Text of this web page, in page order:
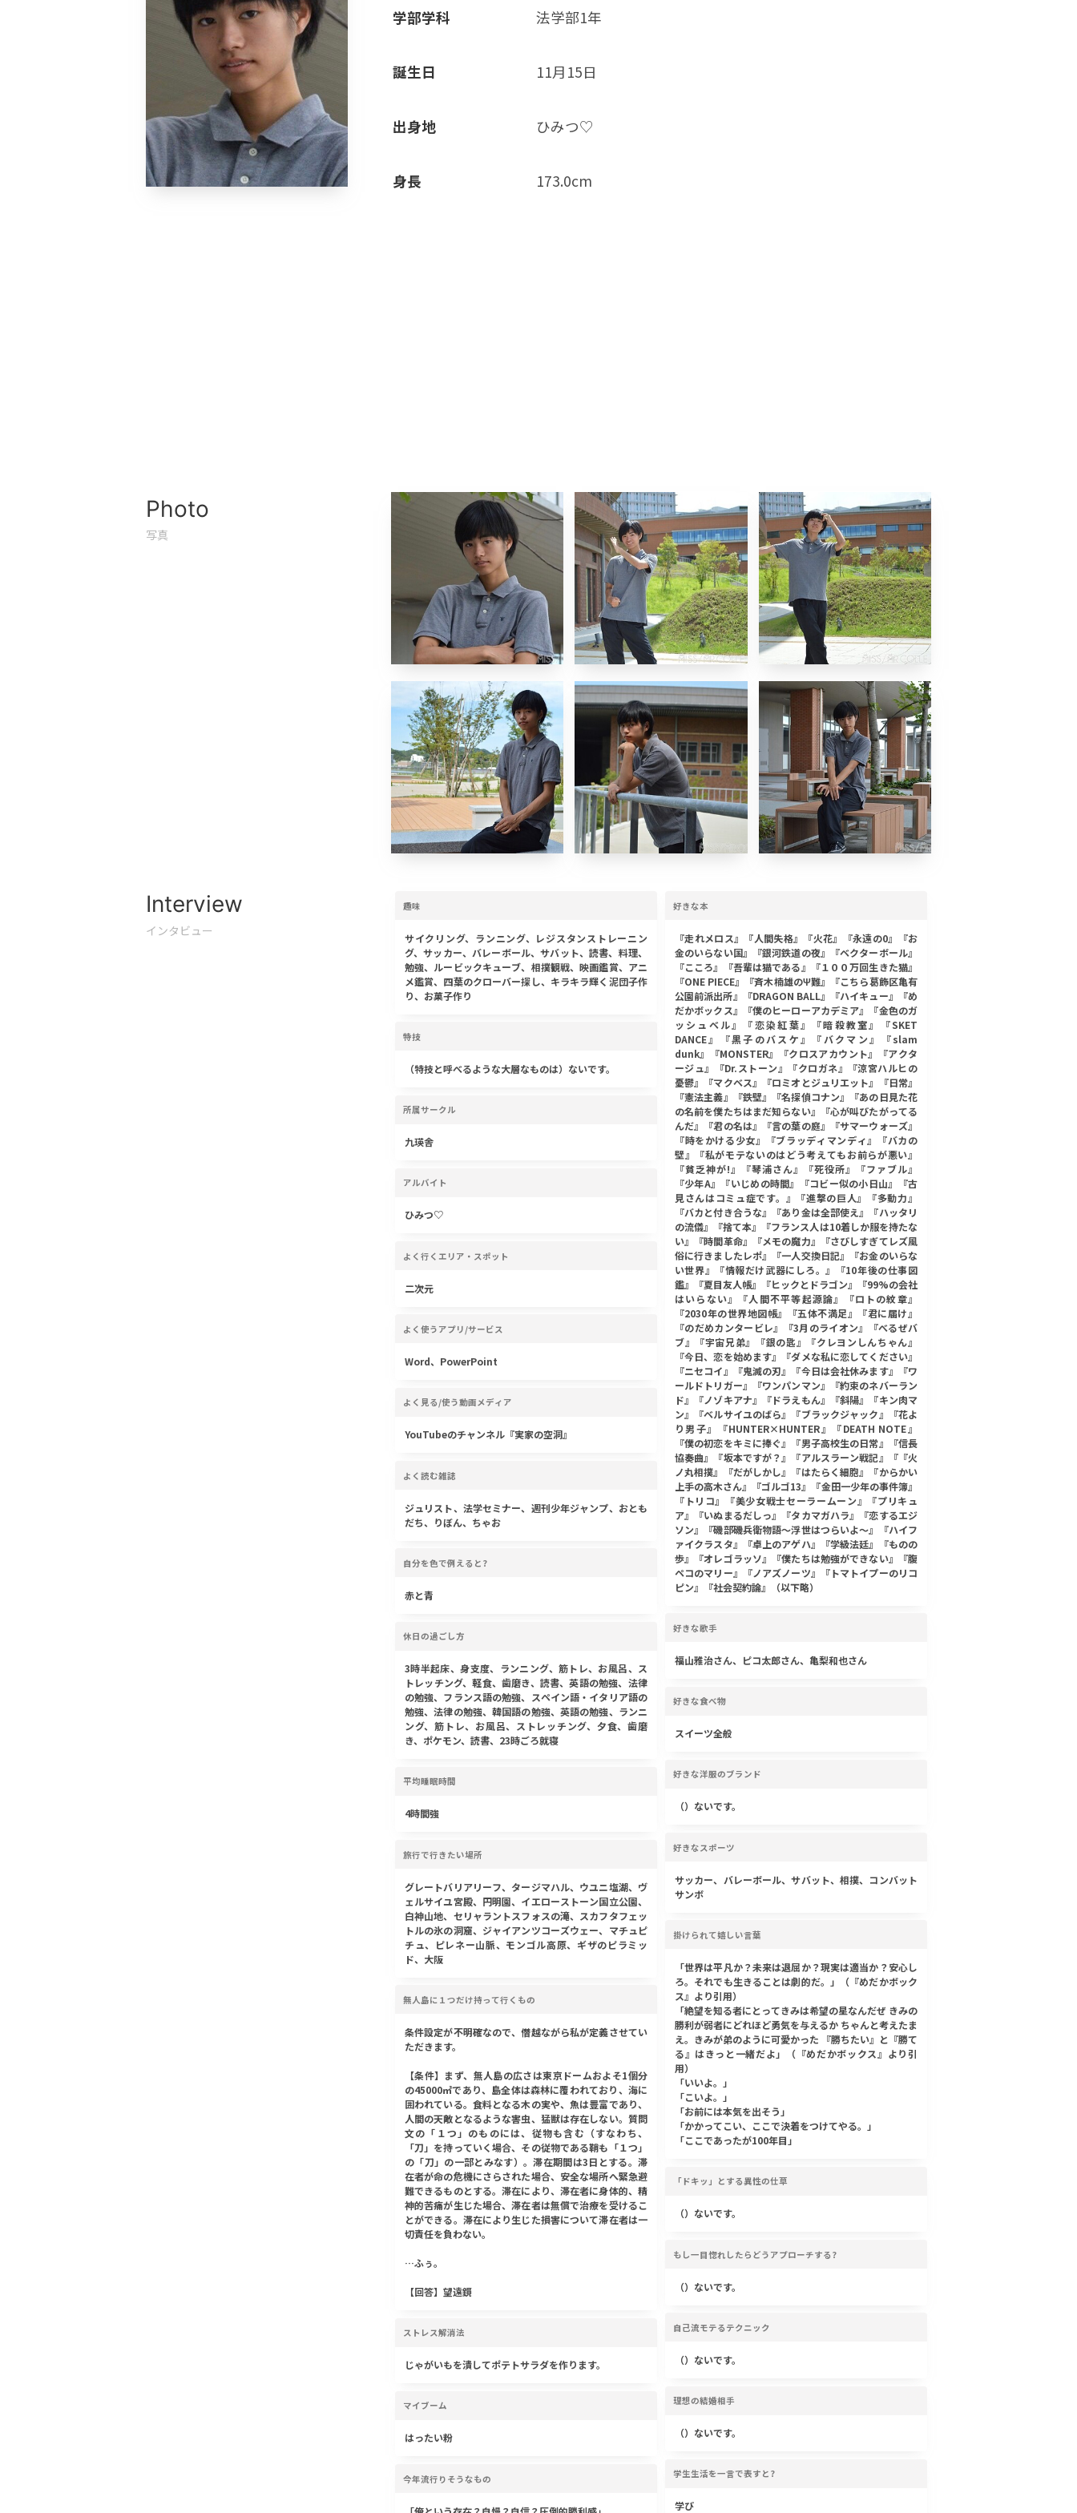
学部学科 法学部1年
誕生日 11月15日
出身地 ひみつ♡
身長 173.0cm
Photo
写真
Interview
インタビュー
趣味
サイクリング、ランニング、レジスタンストレーニン
グ、サッカー、バレーボール、サバット、読書、料理、
勉強、ルービックキューブ、相撲観戦、映画鑑賞、アニ
メ鑑賞、四葉のクローバー探し、キラキラ輝く泥団子作
り、お菓子作り
特技
（特技と呼べるような大層なものは）ないです。
所属サークル
九瑛舎
アルバイト
ひみつ♡
よく行くエリア・スポット
二次元
よく使うアプリ/サービス
Word、PowerPoint
よく見る/使う動画メディア
YouTubeのチャンネル『実家の空洞』
よく読む雑誌
ジュリスト、法学セミナー、週刊少年ジャンプ、おとも
だち、りぼん、ちゃお
自分を色で例えると?
赤と青
休日の過ごし方
3時半起床、身支度、ランニング、筋トレ、お風呂、ス
トレッチング、軽食、歯磨き、読書、英語の勉強、法律
の勉強、フランス語の勉強、スペイン語・イタリア語の
勉強、法律の勉強、韓国語の勉強、英語の勉強、ランニ
ング、筋トレ、お風呂、ストレッチング、夕食、歯磨
き、ポケモン、読書、23時ごろ就寝
平均睡眠時間
4時間強
旅行で行きたい場所
グレートバリアリーフ、タージマハル、ウユニ塩湖、ヴ
ェルサイユ宮殿、円明園、イエローストーン国立公園、
白神山地、セリャラントスフォスの滝、スカフタフェッ
トルの氷の洞窟、ジャイアンツコーズウェー、マチュピ
チュ、ピレネー山脈、モンゴル高原、ギザのピラミッ
ド、大阪
無人島に１つだけ持って行くもの
条件設定が不明確なので、僭越ながら私が定義させてい
ただきます。
【条件】まず、無人島の広さは東京ドームおよそ1個分
の45000㎡であり、島全体は森林に覆われており、海に
囲われている。食料となる木の実や、魚は豊富であり、
人間の天敵となるような害虫、猛獣は存在しない。質問
文の「１つ」のものには、従物も含む（すなわち、
「刀」を持っていく場合、その従物である鞘も「１つ」
の「刀」の一部とみなす）。滞在期間は3日とする。滞
在者が命の危機にさらされた場合、安全な場所へ緊急避
難できるものとする。滞在により、滞在者に身体的、精
神的苦痛が生じた場合、滞在者は無償で治療を受けるこ
とができる。滞在により生じた損害について滞在者は一
切責任を負わない。
…ふぅ。
【回答】望遠鏡
ストレス解消法
じゃがいもを潰してポテトサラダを作ります。
マイブーム
はったい粉
今年流行りそうなもの
好きな本
『走れメロス』『人間失格』『火花』『永遠の0』『お
金のいらない国』『銀河鉄道の夜』『ベクターボール』
『こころ』『吾輩は猫である』『１００万回生きた猫』
『ONE PIECE』『斉木楠雄のΨ難』『こちら葛飾区亀有
公園前派出所』『DRAGON BALL』『ハイキュー』『め
だかボックス』『僕のヒーローアカデミア』『金色のガ
ッシュベル』『恋染紅葉』『暗殺教室』『SKET
DANCE』『黒子のバスケ』『バクマン』『slam
dunk』『MONSTER』『クロスアカウント』『アクタ
ージュ』『Dr.ストーン』『クロガネ』『涼宮ハルヒの
憂鬱』『マクベス』『ロミオとジュリエット』『日常』
『憲法主義』『鉄壁』『名探偵コナン』『あの日見た花
の名前を僕たちはまだ知らない』『心が叫びたがってる
んだ』『君の名は』『言の葉の庭』『サマーウォーズ』
『時をかける少女』『ブラッディマンディ』『バカの
壁』『私がモテないのはどう考えてもお前らが悪い』
『貧乏神が!』『琴浦さん』『死役所』『ファブル』
『少年A』『いじめの時間』『コビー似の小日山』『古
見さんはコミュ症です。』『進撃の巨人』『多動力』
『バカと付き合うな』『あり金は全部使え』『ハッタリ
の流儀』『捨て本』『フランス人は10着しか服を持たな
い』『時間革命』『メモの魔力』『さびしすぎてレズ風
俗に行きましたレポ』『一人交換日記』『お金のいらな
い世界』『情報だけ武器にしろ。』『10年後の仕事図
鑑』『夏目友人帳』『ヒックとドラゴン』『99%の会社
はいらない』『人間不平等起源論』『ロトの紋章』
『2030年の世界地図帳』『五体不満足』『君に届け』
『のだめカンタービレ』『3月のライオン』『べるぜバ
ブ』『宇宙兄弟』『銀の匙』『クレヨンしんちゃん』
『今日、恋を始めます』『ダメな私に恋してください』
『ニセコイ』『鬼滅の刃』『今日は会社休みます』『ワ
ールドトリガー』『ワンパンマン』『約束のネバーラン
ド』『ノゾキアナ』『ドラえもん』『斜陽』『キン肉マ
ン』『ベルサイユのばら』『ブラックジャック』『花よ
り男子』『HUNTER×HUNTER』『DEATH NOTE』
『僕の初恋をキミに捧ぐ』『男子高校生の日常』『信長
協奏曲』『坂本ですが？』『アルスラーン戦記』『『火
ノ丸相撲』『だがしかし』『はたらく細胞』『からかい
上手の高木さん』『ゴルゴ13』『金田一少年の事件簿』
『トリコ』『美少女戦士セーラームーン』『プリキュ
ア』『いぬまるだしっ』『タカマガハラ』『恋するエジ
ソン』『磯部磯兵衛物語〜浮世はつらいよ〜』『ハイフ
ァイクラスタ』『卓上のアゲハ』『学級法廷』『ものの
歩』『オレゴラッソ』『僕たちは勉強ができない』『腹
ペコのマリー』『ノアズノーツ』『トマトイプーのリコ
ピン』『社会契約論』（以下略）
好きな歌手
福山雅治さん、ピコ太郎さん、亀梨和也さん
好きな食べ物
スイーツ全般
好きな洋服のブランド
（）ないです。
好きなスポーツ
サッカー、バレーボール、サバット、相撲、コンバット
サンボ
掛けられて嬉しい言葉
「世界は平凡か？未来は退屈か？現実は適当か？安心し
ろ。それでも生きることは劇的だ。」（『めだかボック
ス』より引用）
「絶望を知る者にとってきみは希望の星なんだぜ きみの
勝利が弱者にどれほど勇気を与えるか ちゃんと考えたま
え。きみが弟のように可愛かった 『勝ちたい』と『勝て
る』はきっと一緒だよ」（『めだかボックス』より引
用）
「いいよ。」
「こいよ。」
「お前には本気を出そう」
「かかってこい、ここで決着をつけてやる。」
「ここであったが100年目」
「ドキッ」とする異性の仕草
（）ないです。
もし一目惚れしたらどうアプローチする?
（）ないです。
自己流モテるテクニック
（）ないです。
理想の結婚相手
（）ないです。
学生生活を一言で表すと?
学び